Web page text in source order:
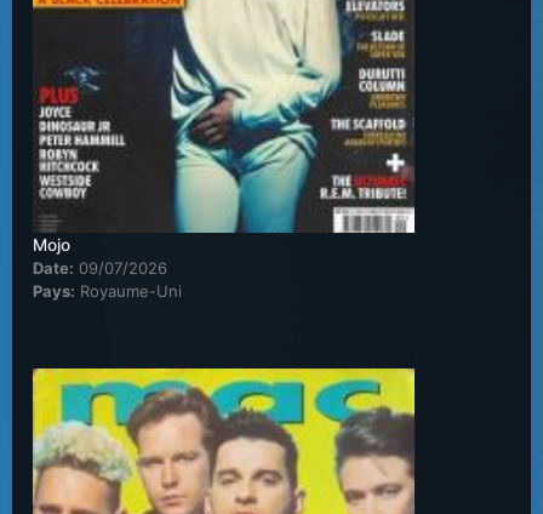
Mojo
Date: 09/07/2026
Pays: Royaume-Uni